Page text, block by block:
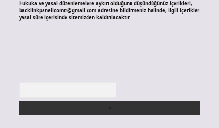
Hukuka ve yasal düzenlemelere aykırı olduğunu düşündüğünüz içerikleri,
backlinkpanelicomtr@gmail.comadresine bildirmeniz halinde, ilgili içerikler
yasal süre içerisinde sitemizden kaldırılacaktır.